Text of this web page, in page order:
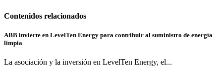
Contenidos relacionados
ABB invierte en LevelTen Energy para contribuir al suministro de energía
limpia
La asociación y la inversión en LevelTen Energy, el...